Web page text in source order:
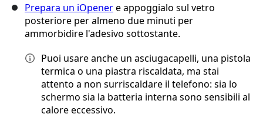
Prepara un iOpenere appoggialo sul vetro
posteriore per almeno due minuti per
ammorbidire l'adesivo sottostante.
Puoi usare anche un asciugacapelli, una pistola
termica o una piastra riscaldata, ma stai
attento a non surriscaldare il telefono: sia lo
schermo sia la batteria interna sono sensibili al
calore eccessivo.